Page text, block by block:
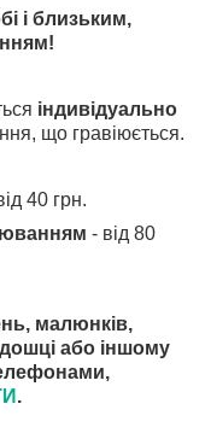
і близьким,
індивідуально
що гравіюється.
40 грн.
- від 80
малюнків,
або іншому
.